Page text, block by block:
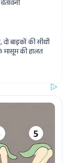
बाइकों की सीधी
मासूम की हालत